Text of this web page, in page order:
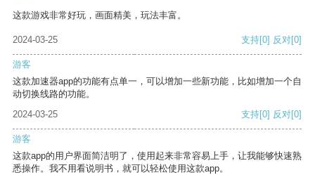
这款游戏非常好玩，画面精美，玩法丰富。
2024-03-25 支持[0] 反对[0]
游客
这款加速器app的功能有点单一，可以增加一些新功能，比如增加一个自
动切换线路的功能。
2024-03-25
支持[0] 反对[0]
游客
这款app的用户界面简洁明了，使用起来非常容易上手，让我能够快速熟
悉操作。我不用看说明书，就可以轻松使用这款app。